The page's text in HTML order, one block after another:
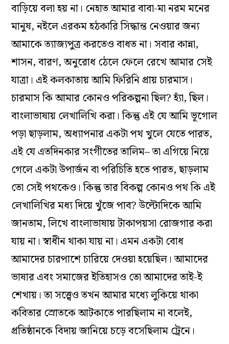
বাড়িয়ে বলা হয় না। নেহাত আমার বাবা-মা নরম মনের
মানুষ, নইলে এরকম হঠকারি সিদ্ধান্ত নেওয়ার জন্য
আমাকে ত্যাজ্যপুত্র করতেও বাধত না। সবার কান্না,
শাসন, বারণ, অনুরোধ ঠেলে ফেলে রেখে আমার সেই
যাত্রা। এই কলকাতায় আমি ফিরিনি প্রায় চারমাস।
চারমাস কি আমার কোনও পরিকল্পনা ছিল? হ্যাঁ, ছিল।
বাংলাভাষায় লেখালিখি করা। কিন্তু এই যে আমি ভূগোল
পড়া ছাড়লাম, অধ্যাপনার একটা পথ খুলে যেতে পারত,
এই যে এতদিনকার সংগীতের তালিম– তা এগিয়ে নিয়ে
গেলে একটা উপার্জন বা পরিচিতি হতে পারত, ছাড়লাম
তো সেই পথকেও। কিন্তু তার বিকল্প কোনও পথ কি এই
লেখালিখির মধ্য দিয়ে খুঁজে পাব? উল্টোদিকে আমি
জানতাম, লিখে বাংলাভাষায় টাকাপয়সা রোজগার করা
যায় না। স্বাধীন থাকা যায় না। এমন একটা বোধ
আমাদের চারপাশে চারিয়ে দেওয়া হয়েছিল। আমাদের
ভাষার এবং সমাজের ইতিহাসও তো আমাদের তাই-ই
শেখায়। তা সত্ত্বেও তখন আমার মধ্যে লুকিয়ে থাকা
কবিতার স্রোতকে আটকাতে পারছিলাম না বলেই,
প্রতিষ্ঠানকে বিদায় জানিয়ে চড়ে বসেছিলাম ট্রেনে।